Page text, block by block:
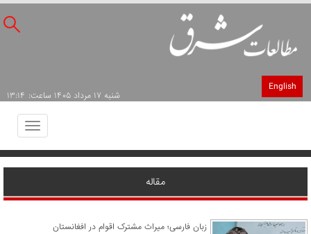
English
شنبه ۱۷ مرداد ۱۴۰۵ ساعت: ۱۳:۱۴
Toggle
مقاله
زبان فارسی؛ میراث مشترک اقوام در افغانستان